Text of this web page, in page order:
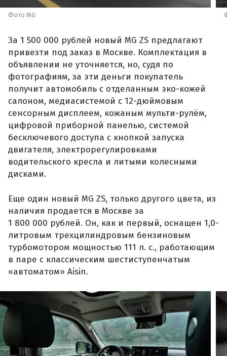
Фото MG
За 1 500 000 рублей новый MG ZS предлагают
привезти под заказ в Москве. Комплектация в
объявлении не уточняется, но, судя по
фотографиям, за эти деньги покупатель
получит автомобиль с отделанным эко-кожей
салоном, медиасистемой с 12-дюймовым
сенсорным дисплеем, кожаным мульти-рулём,
цифровой приборной панелью, системой
бесключевого доступа с кнопкой запуска
двигателя, электрорегулировками
водительского кресла и литыми колесными
дисками.
Еще один новый MG ZS, только другого цвета, из
наличия продается в Москве за
1 800 000 рублей. Он, как и первый, оснащен 1,0-
литровым трехцилиндровым бензиновым
турбомотором мощностью 111 л. с., работающим
в паре с классическим шестиступенчатым
«автоматом» Aisin.